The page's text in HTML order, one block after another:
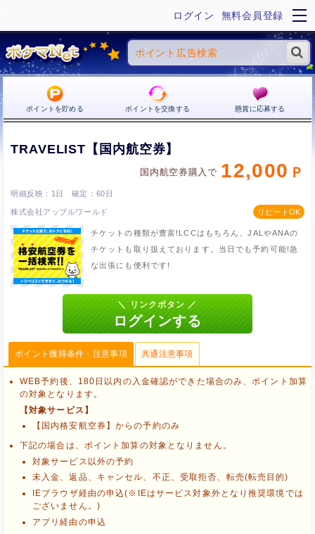
ログイン 無料会員登録
ポイントを貯める ポイントを交換する 懸賞に応募する
TRAVELIST【国内航空券】
国内航空券購入で 12,000
1日 60日
株式会社アップルワールド
チケットの種類が豊富!LCCはもちろん、JALやANAの
チケットも取り扱えております。当日でも予約可能!急
な出張にも便利です!
ポイント獲得条件・注意事項 共通注意事項
WEB予約後、180日以内の入金確認ができた場合のみ、ポイント加算
の対象となります。
【対象サービス】
【国内格安航空券】からの予約のみ
下記の場合は、ポイント加算の対象となりません。
対象サービス以外の予約
未入金、返品、キャンセル、不正、受取拒否、転売(転売目的)
IEブラウザ経由の申込(※IEはサービス対象外となり推奨環境では
ございません。)
アプリ経由の申込